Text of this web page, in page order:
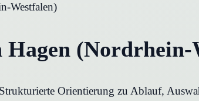
Westfalen)
Hagen
Orientierung zu Ablauf,